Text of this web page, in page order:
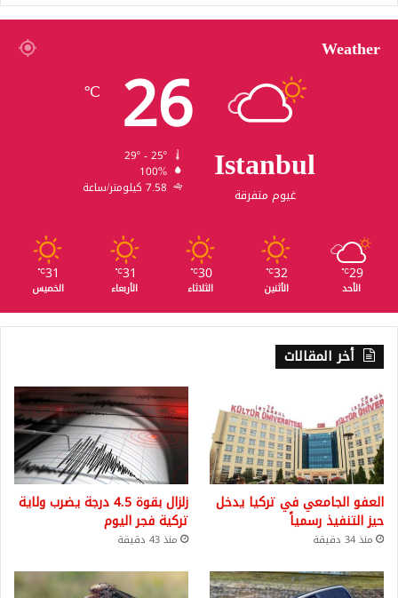
Weather
Istanbul
غيوم متفرقة
26
℃
100%
7.58 كيلومتر/ساعة
29
℃
الأحد
32
℃
الأثنين
30
℃
الثلاثاء
31
℃
الأربعاء
31
℃
الخميس
أخر المقالات
العفو الجامعي في تركيا يدخل
حيز التنفيذ رسمياً
منذ 34 دقيقة
زلزال بقوة 4.5 درجة يضرب ولاية
تركية فجر اليوم
منذ 43 دقيقة